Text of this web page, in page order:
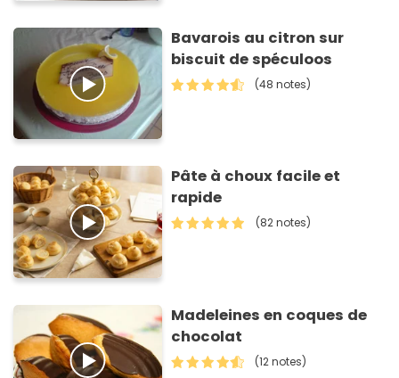
Bavarois au citron sur
biscuit de spéculoos
(48 notes)
Pâte à choux facile et
rapide
(82 notes)
Madeleines en coques de
chocolat
(12 notes)